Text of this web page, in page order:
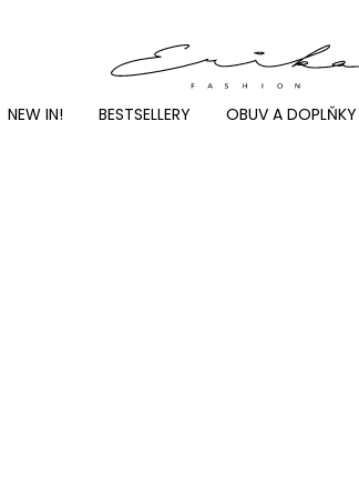
NEW IN! BESTSELLERY OBUV A DOPLŇKY